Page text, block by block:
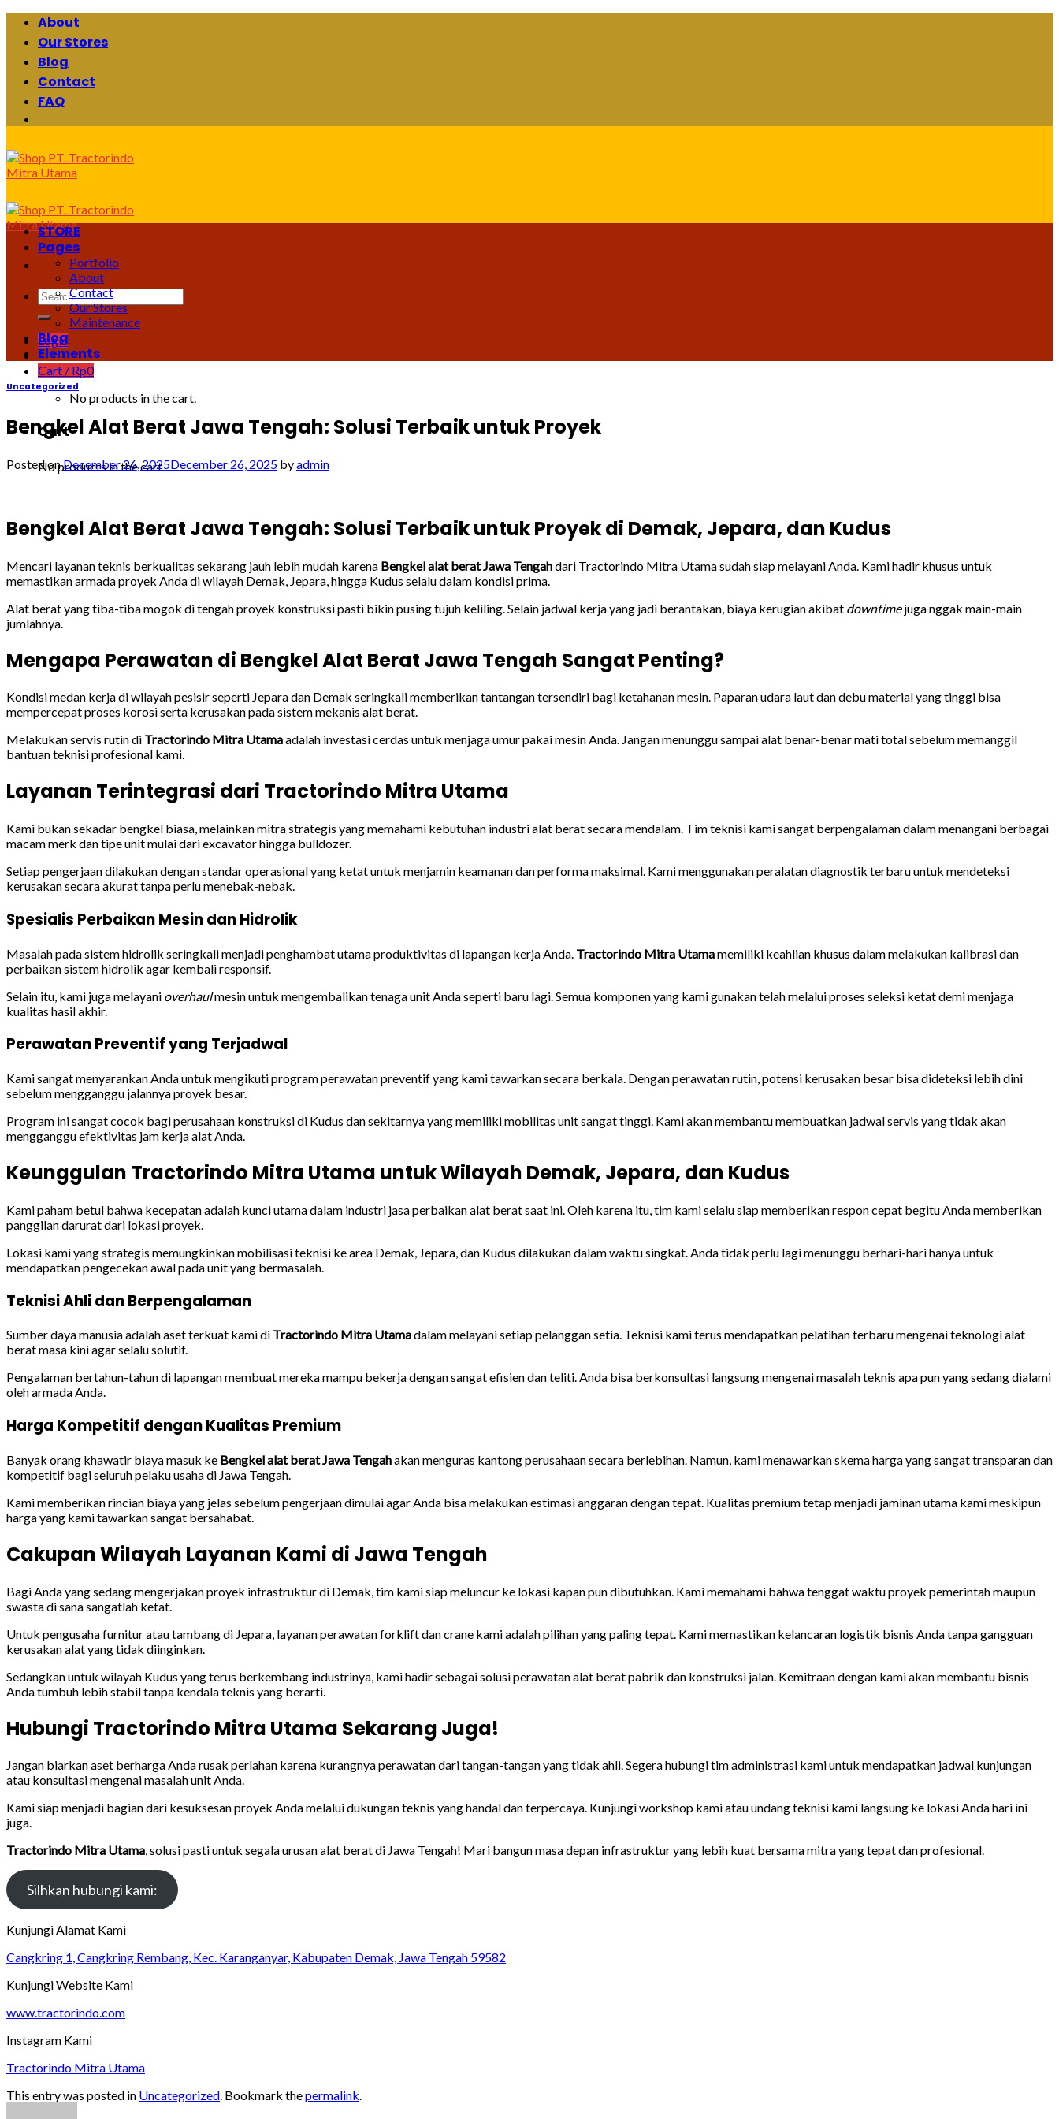
Skip
content
About
Our Stores
Blog
Contact
FAQ
Search
for:
Login
Cart / Rp0
No products in the cart.
Cart
No products in the cart.
STORE
Pages
Portfolio
About
Contact
Our Stores
Maintenance
Blog
Elements
Uncategorized
Bengkel Alat Berat Jawa Tengah: Solusi Terbaik untuk Proyek
Posted onDecember 26, 2025December 26, 2025 byadmin
Bengkel Alat Berat Jawa Tengah: Solusi Terbaik untuk Proyek di Demak, Jepara, dan Kudus
Mencari layanan teknis berkualitas sekarang jauh lebih mudah karena Bengkel alat berat Jawa Tengahdari Tractorindo Mitra Utama sudah siap melayani Anda. Kami hadir khusus untuk
memastikan armada proyek Anda di wilayah Demak, Jepara, hingga Kudus selalu dalam kondisi prima.
Alat berat yang tiba-tiba mogok di tengah proyek konstruksi pasti bikin pusing tujuh keliling. Selain jadwal kerja yang jadi berantakan, biaya kerugian akibat downtimejuga nggak main-main
jumlahnya.
Mengapa Perawatan di Bengkel Alat Berat Jawa Tengah Sangat Penting?
Kondisi medan kerja di wilayah pesisir seperti Jepara dan Demak seringkali memberikan tantangan tersendiri bagi ketahanan mesin. Paparan udara laut dan debu material yang tinggi bisa
mempercepat proses korosi serta kerusakan pada sistem mekanis alat berat.
Melakukan servis rutin di Tractorindo Mitra Utamaadalah investasi cerdas untuk menjaga umur pakai mesin Anda. Jangan menunggu sampai alat benar-benar mati total sebelum memanggil
bantuan teknisi profesional kami.
Layanan Terintegrasi dari Tractorindo Mitra Utama
Kami bukan sekadar bengkel biasa, melainkan mitra strategis yang memahami kebutuhan industri alat berat secara mendalam. Tim teknisi kami sangat berpengalaman dalam menangani berbagai
macam merk dan tipe unit mulai dari excavator hingga bulldozer.
Setiap pengerjaan dilakukan dengan standar operasional yang ketat untuk menjamin keamanan dan performa maksimal. Kami menggunakan peralatan diagnostik terbaru untuk mendeteksi
kerusakan secara akurat tanpa perlu menebak-nebak.
Spesialis Perbaikan Mesin dan Hidrolik
Masalah pada sistem hidrolik seringkali menjadi penghambat utama produktivitas di lapangan kerja Anda. Tractorindo Mitra Utamamemiliki keahlian khusus dalam melakukan kalibrasi dan
perbaikan sistem hidrolik agar kembali responsif.
Selain itu, kami juga melayani overhaulmesin untuk mengembalikan tenaga unit Anda seperti baru lagi. Semua komponen yang kami gunakan telah melalui proses seleksi ketat demi menjaga
kualitas hasil akhir.
Perawatan Preventif yang Terjadwal
Kami sangat menyarankan Anda untuk mengikuti program perawatan preventif yang kami tawarkan secara berkala. Dengan perawatan rutin, potensi kerusakan besar bisa dideteksi lebih dini
sebelum mengganggu jalannya proyek besar.
Program ini sangat cocok bagi perusahaan konstruksi di Kudus dan sekitarnya yang memiliki mobilitas unit sangat tinggi. Kami akan membantu membuatkan jadwal servis yang tidak akan
mengganggu efektivitas jam kerja alat Anda.
Keunggulan Tractorindo Mitra Utama untuk Wilayah Demak, Jepara, dan Kudus
Kami paham betul bahwa kecepatan adalah kunci utama dalam industri jasa perbaikan alat berat saat ini. Oleh karena itu, tim kami selalu siap memberikan respon cepat begitu Anda memberikan
panggilan darurat dari lokasi proyek.
Lokasi kami yang strategis memungkinkan mobilisasi teknisi ke area Demak, Jepara, dan Kudus dilakukan dalam waktu singkat. Anda tidak perlu lagi menunggu berhari-hari hanya untuk
mendapatkan pengecekan awal pada unit yang bermasalah.
Teknisi Ahli dan Berpengalaman
Sumber daya manusia adalah aset terkuat kami di Tractorindo Mitra Utamadalam melayani setiap pelanggan setia. Teknisi kami terus mendapatkan pelatihan terbaru mengenai teknologi alat
berat masa kini agar selalu solutif.
Pengalaman bertahun-tahun di lapangan membuat mereka mampu bekerja dengan sangat efisien dan teliti. Anda bisa berkonsultasi langsung mengenai masalah teknis apa pun yang sedang dialami
oleh armada Anda.
Harga Kompetitif dengan Kualitas Premium
Banyak orang khawatir biaya masuk ke Bengkel alat berat Jawa Tengahakan menguras kantong perusahaan secara berlebihan. Namun, kami menawarkan skema harga yang sangat transparan dan
kompetitif bagi seluruh pelaku usaha di Jawa Tengah.
Kami memberikan rincian biaya yang jelas sebelum pengerjaan dimulai agar Anda bisa melakukan estimasi anggaran dengan tepat. Kualitas premium tetap menjadi jaminan utama kami meskipun
harga yang kami tawarkan sangat bersahabat.
Cakupan Wilayah Layanan Kami di Jawa Tengah
Bagi Anda yang sedang mengerjakan proyek infrastruktur di Demak, tim kami siap meluncur ke lokasi kapan pun dibutuhkan. Kami memahami bahwa tenggat waktu proyek pemerintah maupun
swasta di sana sangatlah ketat.
Untuk pengusaha furnitur atau tambang di Jepara, layanan perawatan forklift dan crane kami adalah pilihan yang paling tepat. Kami memastikan kelancaran logistik bisnis Anda tanpa gangguan
kerusakan alat yang tidak diinginkan.
Sedangkan untuk wilayah Kudus yang terus berkembang industrinya, kami hadir sebagai solusi perawatan alat berat pabrik dan konstruksi jalan. Kemitraan dengan kami akan membantu bisnis
Anda tumbuh lebih stabil tanpa kendala teknis yang berarti.
Hubungi Tractorindo Mitra Utama Sekarang Juga!
Jangan biarkan aset berharga Anda rusak perlahan karena kurangnya perawatan dari tangan-tangan yang tidak ahli. Segera hubungi tim administrasi kami untuk mendapatkan jadwal kunjungan
atau konsultasi mengenai masalah unit Anda.
Kami siap menjadi bagian dari kesuksesan proyek Anda melalui dukungan teknis yang handal dan terpercaya. Kunjungi workshop kami atau undang teknisi kami langsung ke lokasi Anda hari ini
juga.
Tractorindo Mitra Utama, solusi pasti untuk segala urusan alat berat di Jawa Tengah! Mari bangun masa depan infrastruktur yang lebih kuat bersama mitra yang tepat dan profesional.
Silhkan hubungi kami:
Kunjungi Alamat Kami
Cangkring 1, Cangkring Rembang, Kec. Karanganyar, Kabupaten Demak, Jawa Tengah 59582
Kunjungi Website Kami
www.tractorindo.com
Instagram Kami
Tractorindo Mitra Utama
This entry was posted in Uncategorized. Bookmark thepermalink.